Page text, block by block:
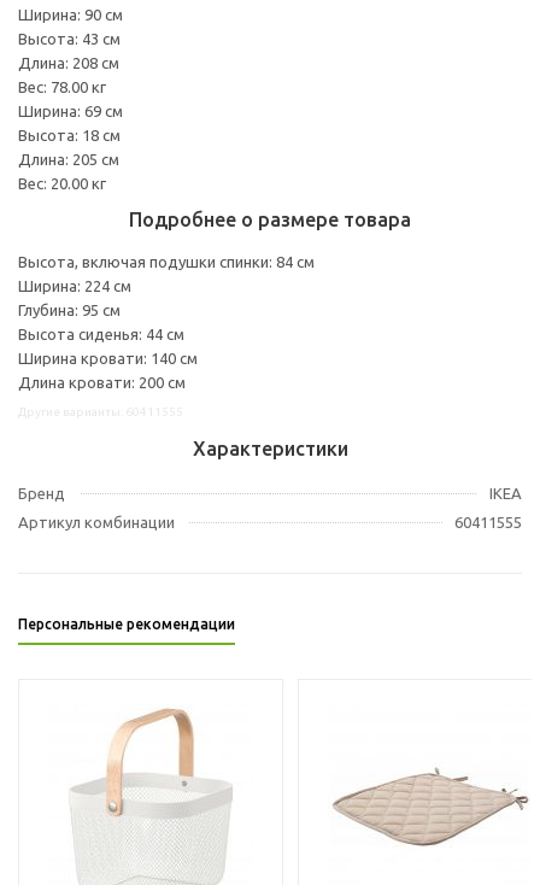
Ширина: 90 см
Высота: 43 см
Длина: 208 см
Вес: 78.00 кг
Ширина: 69 см
Высота: 18 см
Длина: 205 см
Вес: 20.00 кг
Подробнее о размере товара
Высота, включая подушки спинки: 84 см
Ширина: 224 см
Глубина: 95 см
Высота сиденья: 44 см
Ширина кровати: 140 см
Длина кровати: 200 см
Характеристики
Бренд
IKEA
Артикул комбинации
60411555
Персональные рекомендации